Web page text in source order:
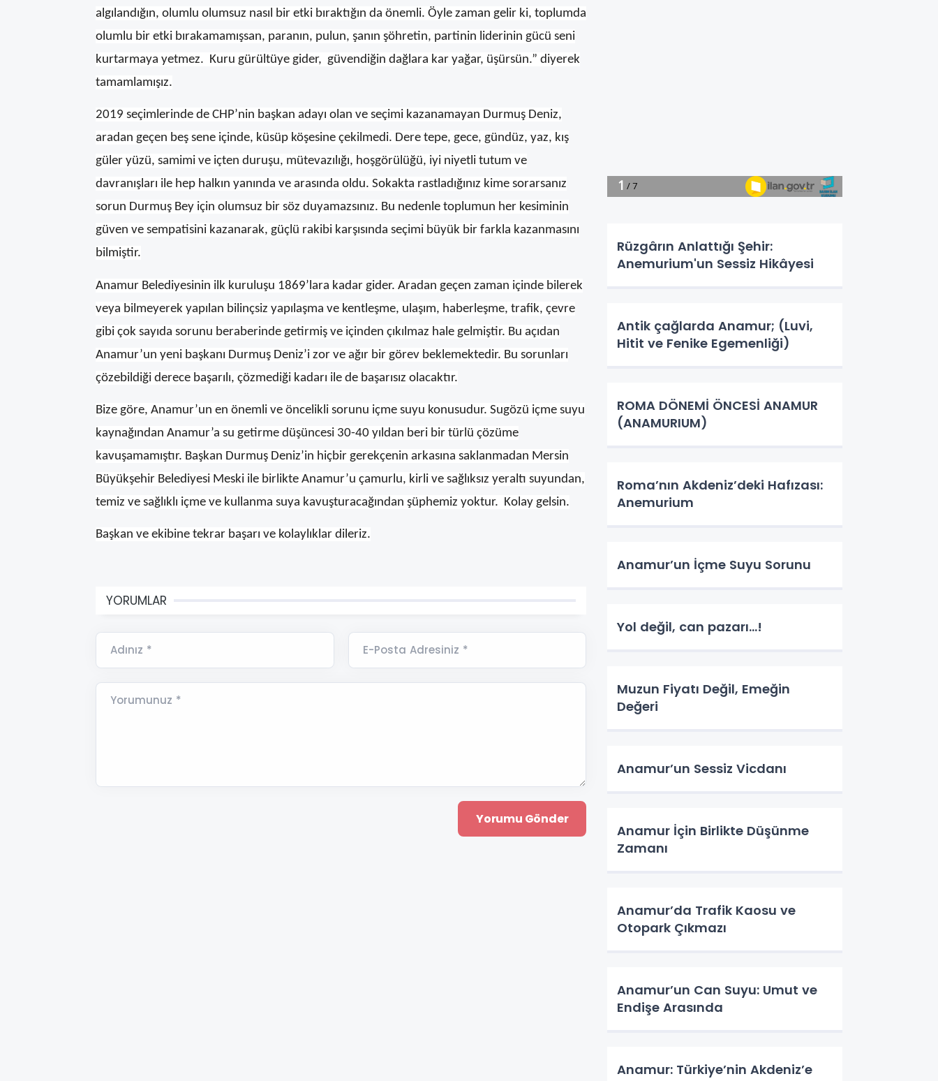
algılandığın, olumlu olumsuz nasıl bir etki bıraktığın da önemli. Öyle zaman gelir ki, toplumda
olumlu bir etki bırakamamışsan, paranın, pulun, şanın şöhretin, partinin liderinin gücü seni
kurtarmaya yetmez. Kuru gürültüye gider, güvendiğin dağlara kar yağar, üşürsün.” diyerek
tamamlamışız.
2019 seçimlerinde de CHP’nin başkan adayı olan ve seçimi kazanamayan Durmuş Deniz,
aradan geçen beş sene içinde, küsüp köşesine çekilmedi. Dere tepe, gece, gündüz, yaz, kış
güler yüzü, samimi ve içten duruşu, mütevazılığı, hoşgörülüğü, iyi niyetli tutum ve
davranışları ile hep halkın yanında ve arasında oldu. Sokakta rastladığınız kime sorarsanız
sorun Durmuş Bey için olumsuz bir söz duyamazsınız. Bu nedenle toplumun her kesiminin
güven ve sempatisini kazanarak, güçlü rakibi karşısında seçimi büyük bir farkla kazanmasını
bilmiştir.
Anamur Belediyesinin ilk kuruluşu 1869’lara kadar gider. Aradan geçen zaman içinde bilerek
veya bilmeyerek yapılan bilinçsiz yapılaşma ve kentleşme, ulaşım, haberleşme, trafik, çevre
gibi çok sayıda sorunu beraberinde getirmiş ve içinden çıkılmaz hale gelmiştir. Bu açıdan
Anamur’un yeni başkanı Durmuş Deniz’i zor ve ağır bir görev beklemektedir. Bu sorunları
çözebildiği derece başarılı, çözmediği kadarı ile de başarısız olacaktır.
Bize göre, Anamur’un en önemli ve öncelikli sorunu içme suyu konusudur. Sugözü içme suyu
kaynağından Anamur’a su getirme düşüncesi 30-40 yıldan beri bir türlü çözüme
kavuşamamıştır. Başkan Durmuş Deniz’in hiçbir gerekçenin arkasına saklanmadan Mersin
Büyükşehir Belediyesi Meski ile birlikte Anamur’u çamurlu, kirli ve sağlıksız yeraltı suyundan,
temiz ve sağlıklı içme ve kullanma suya kavuşturacağından şüphemiz yoktur. Kolay gelsin.
Başkan ve ekibine tekrar başarı ve kolaylıklar dileriz.
YORUMLAR
Adınız * E-Posta Adresiniz *
Yorumunuz *
Rüzgârın Anlattığı Şehir:
Anemurium'un Sessiz Hikâyesi
Antik çağlarda Anamur; (Luvi,
Hitit ve Fenike Egemenliği)
ROMA DÖNEMİ ÖNCESİ ANAMUR
(ANAMURIUM)
Roma’nın Akdeniz’deki Hafızası:
Anemurium
Anamur’un İçme Suyu Sorunu
Yol değil, can pazarı…!
Muzun Fiyatı Değil, Emeğin
Değeri
Anamur’un Sessiz Vicdanı
Anamur İçin Birlikte Düşünme
Zamanı
Anamur’da Trafik Kaosu ve
Otopark Çıkmazı
Anamur’un Can Suyu: Umut ve
Endişe Arasında
Anamur: Türkiye’nin Akdeniz’e